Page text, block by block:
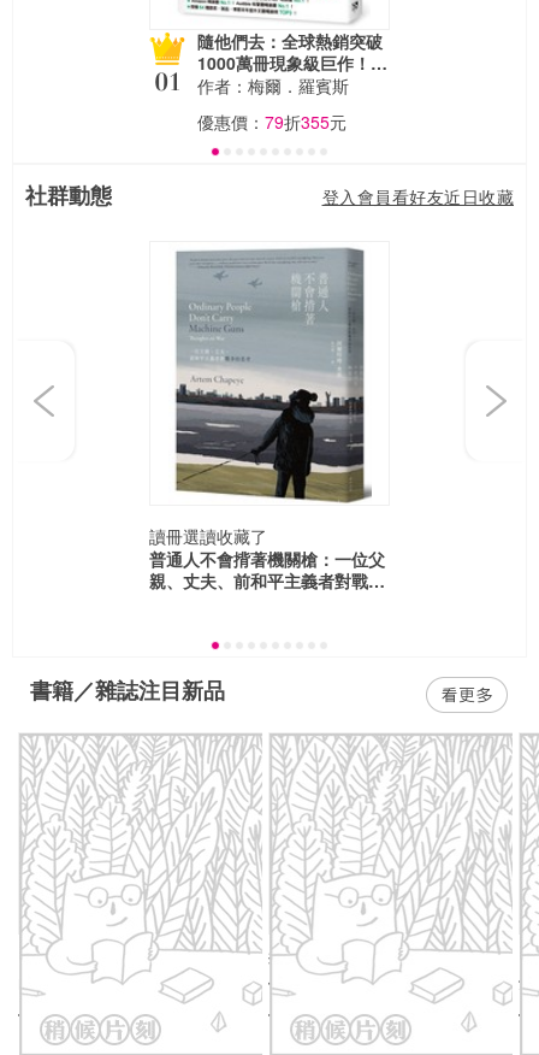
隨他們去：全球熱銷突破
1000萬冊現象級巨作！改
變千萬人命運的心理技巧
作者：梅爾．羅賓斯
優惠價： 79折355元
社群動態 登入會員看好友近日收藏
讀冊選讀收藏了
普通人不會揹著機關槍：一位父
親、丈夫、前和平主義者對戰爭
書籍／雜誌注目新品
台灣的李登輝時代：意外國度
的重塑
優惠價：79折497元
李登輝的政策視野：從農經幕
僚到總統之路
優惠價：79折316元